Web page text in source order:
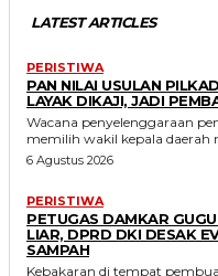
LATEST ARTICLES
PERISTIWA
PAN NILAI USULAN
LAYAK DIKAJI, JADI
Wacana penyelenggaraan
memilih wakil kepala daerah
6 Agustus 2026
PERISTIWA
PETUGAS DAMKAR
LIAR, DPRD DKI DESAK
SAMPAH
Kebakaran di tempat